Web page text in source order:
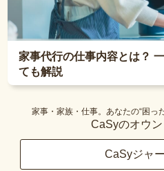
家事代行の仕事内容とは？
ても解説
家事・家族・仕事。あなたの“困っ
CaSyのオウ
CaSyジャ